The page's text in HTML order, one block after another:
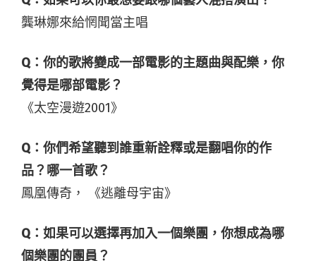
龔琳娜來給惘聞當主唱
Q：你的歌將變成一部電影的主題曲與配樂，你
覺得是哪部電影？
《太空漫遊2001》
Q：你們希望聽到誰重新詮釋或是翻唱你的作
品？哪一首歌？
鳳凰傳奇， 《逃離母宇宙》
Q：如果可以選擇再加入一個樂團，你想成為哪
個樂團的團員？